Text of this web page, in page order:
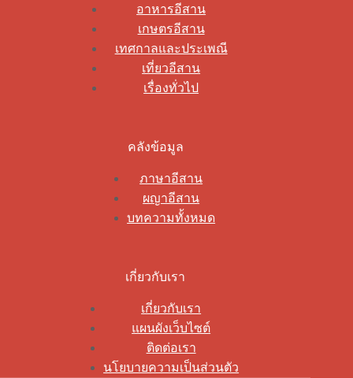
อาหารอีสาน
เกษตรอีสาน
เทศกาลและประเพณี
เที่ยวอีสาน
เรื่องทั่วไป
คลังข้อมูล
ภาษาอีสาน
ผญาอีสาน
บทความทั้งหมด
เกี่ยวกับเรา
เกี่ยวกับเรา
แผนผังเว็บไซต์
ติดต่อเรา
นโยบายความเป็นส่วนตัว